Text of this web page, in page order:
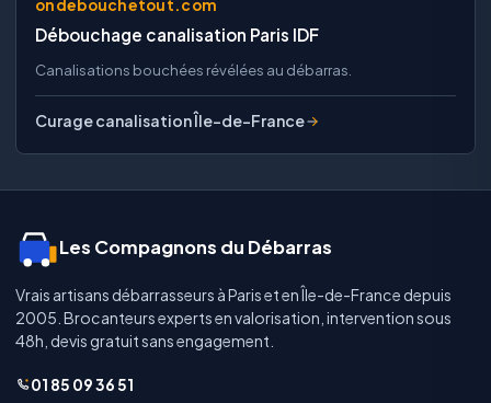
ondebouchetout.com
Débouchage canalisation Paris IDF
Canalisations bouchées révélées au débarras.
Curage canalisation Île-de-France
Les Compagnons du Débarras
Vrais artisans débarrasseurs à Paris et en Île-de-France depuis
2005. Brocanteurs experts en valorisation, intervention sous
48h, devis gratuit sans engagement.
01 85 09 36 51